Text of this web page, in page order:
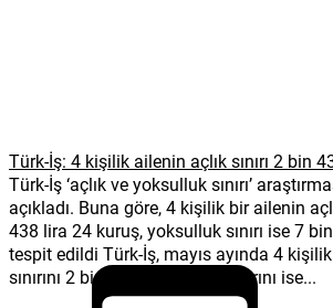
Türk-İş: 4 kişilik ailenin açlık sınırı 2 bin
Türk-İş ‘açlık ve yoksulluk sınırı’
açıkladı. Buna göre, 4 kişilik bir ailenin
438 lira 24 kuruş, yoksulluk sınırı ise 7
tespit edildi Türk-İş, mayıs ayında 4
sınırını 2 bin 438, yoksulluk sınırını ise...